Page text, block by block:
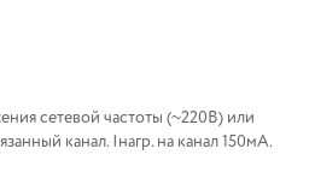
сетевой частоты (~220В) или
канал. Iнагр. на канал 150мА.